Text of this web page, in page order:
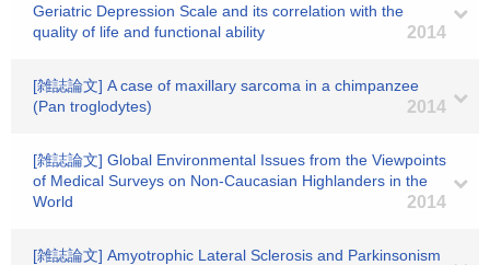
Geriatric Depression Scale and its correlation with the
quality of life and functional ability
2014
[雑誌論文] A case of maxillary sarcoma in a chimpanzee
(Pan troglodytes)
2014
[雑誌論文] Global Environmental Issues from the Viewpoints
of Medical Surveys on Non-Caucasian Highlanders in the
World
2014
[雑誌論文] Amyotrophic Lateral Sclerosis and Parkinsonism